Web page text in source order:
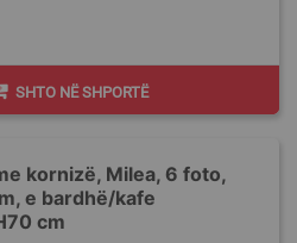
SHTO NË SHPORTË
kornizë, Milea, 6 foto,
e bardhë/kafe
cm